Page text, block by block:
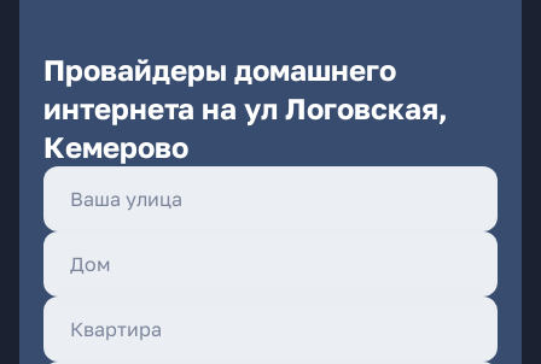
Провайдеры домашнего
интернета на ул Логовская,
Кемерово